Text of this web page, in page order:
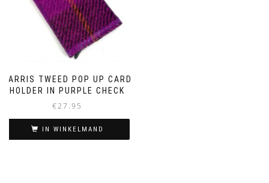
HARRIS TWEED POP UP CARD
HOLDER IN PURPLE CHECK
€27.95
IN WINKELMAND